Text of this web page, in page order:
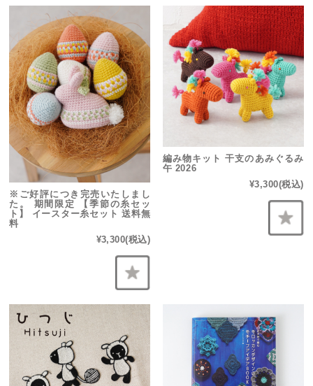
※ご好評につき完売いたしまし
た。 期間限定 【季節の糸セッ
ト】 イースター糸セット 送料無
料
¥3,300(税込)
編み物キット 干支のあみぐるみ
午 2026
¥3,300(税込)